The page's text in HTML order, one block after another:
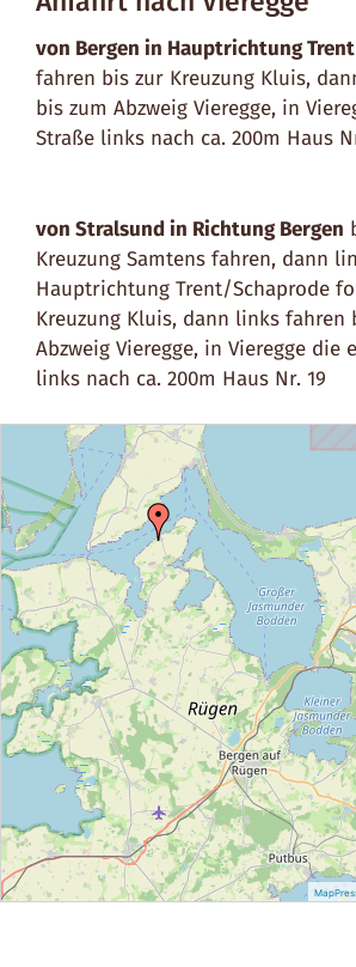
von Bergen in Hauptrichtung Trent
fahren bis zur Kreuzung Kluis,
bis zum Abzweig Vieregge, in
Straße links nach ca. 200m Haus
von Stralsund in Richtung Bergen
Kreuzung Samtens fahren, dann
Hauptrichtung Trent/Schaprode
Kreuzung Kluis, dann links fahren
Abzweig Vieregge, in Vieregge die
links nach ca. 200m Haus Nr. 19